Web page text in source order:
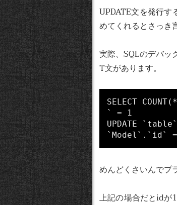
UPDATE文を発行す
めてくれるとさっき
実際、SQLのデバッ
T文があります。
SELECT
` = 1
UPDATE
めんどくさいんでプ
上記の場合だとidが